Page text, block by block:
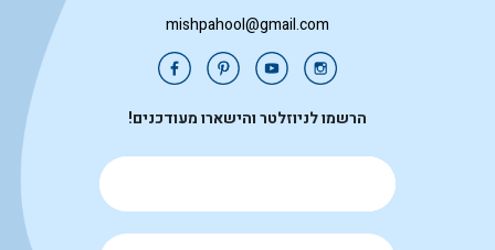
mishpahool@gmail.com
הרשמו לניוזלטר והישארו מעודכנים!